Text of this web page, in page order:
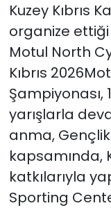
Kuzey Kıbrıs
organize
Motul North
Kıbrıs
Şampiyonası,
yarışlarla
anma,
kapsamında,
katkılarıyla
Sporting
Otomobil
Politika
SAĞLIK
Spor
Teknoloji
TÜRKiYE